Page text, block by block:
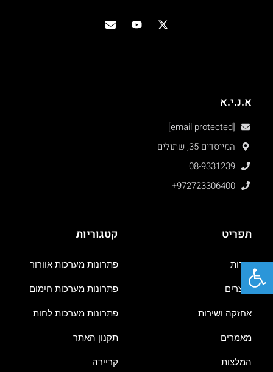
א.נ.י.א
[email protected]
המייסדים 35, שתולים
08-9331239
+972723306400
תפריט
אודות
מוצרים
אחזקה ושירות
מאמרים
המלצות
קטגוריות
פתרונות מערכות אוורור
פתרונות מערכות חימום
פתרונות מערכות לחות
תקנון האתר
קריירה
פתח סרגל נגישות